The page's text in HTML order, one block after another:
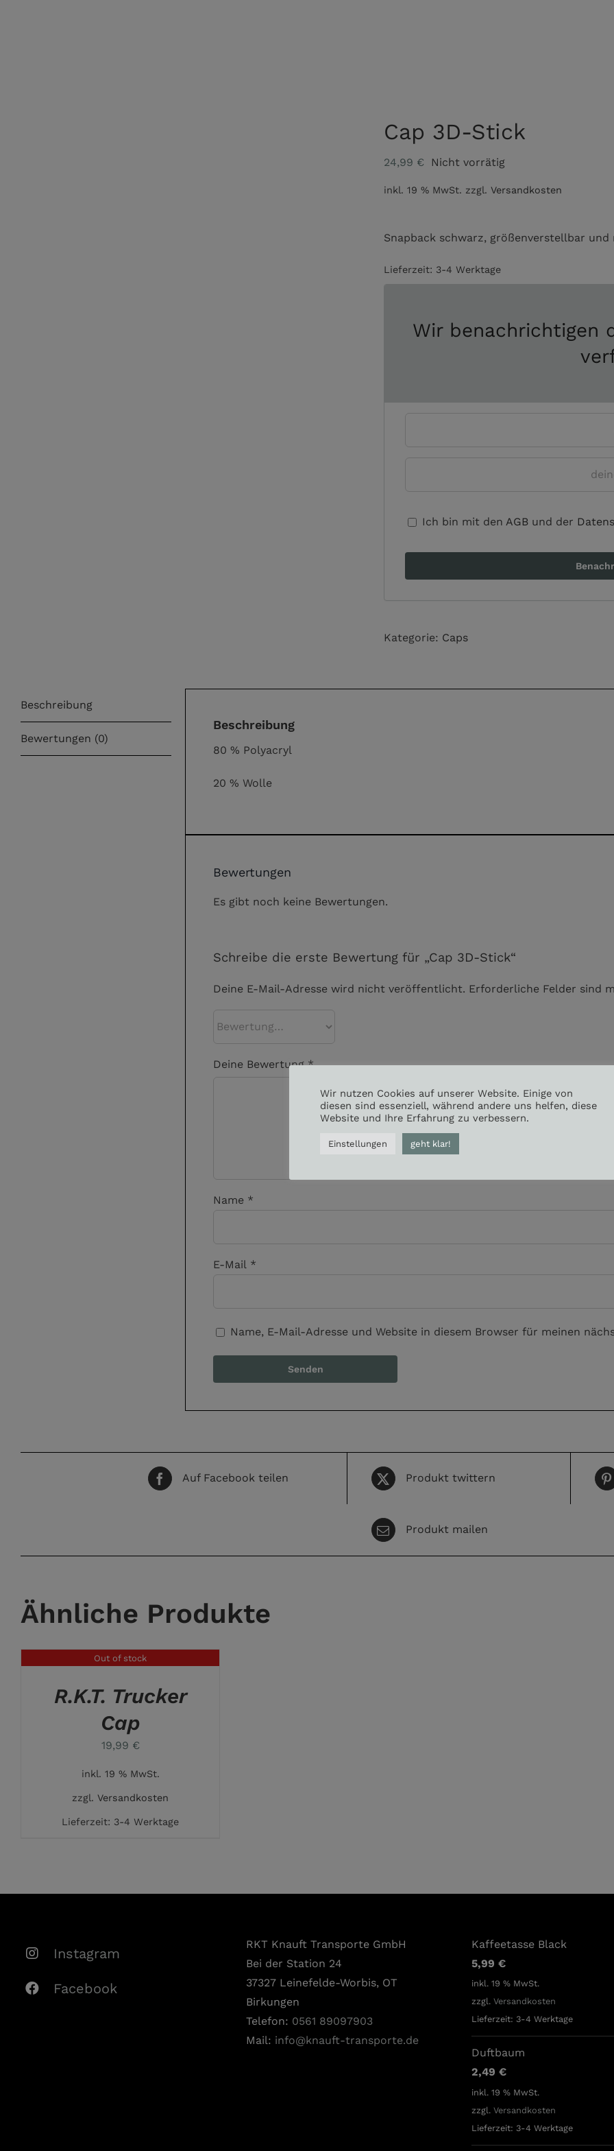
Cap 3D-Stick
24,99 € Nicht vorrätig
inkl. 19 % MwSt. zzgl. Versandkosten
Snapback schwarz, größenverstellbar und
Lieferzeit: 3-4 Werktage
Wir benachrichtigen
Ich bin mit den AGB und der
Kategorie: Caps
Beschreibung
Bewertungen (0)
Beschreibung
80 % Polyacryl
20 % Wolle
Bewertungen
Es gibt noch keine Bewertungen.
Schreibe die erste Bewertung für „Cap 3D-Stick“
Deine E-Mail-Adresse wird nicht veröffentlicht. Erforderliche Felder sind
Deine Bewertung*
Name *
E-Mail *
Name, E-Mail-Adresse und Website in diesem Browser für meinen
Auf Facebook teilen Produkt twittern
Produkt mailen
Ähnliche Produkte
Out of stock
R.K.T. Trucker
Cap
19,99 €
inkl. 19 % MwSt.
zzgl. Versandkosten
Lieferzeit: 3-4 Werktage
Instagram
Facebook
RKT Knauft Transporte GmbH
Bei der Station 24
37327 Leinefelde-Worbis, OT
Birkungen
Telefon: 0561 89097903
Mail: info@knauft-transporte.de
Kaffeetasse Black
5,99 €
inkl. 19 % MwSt.
zzgl. Versandkosten
Lieferzeit: 3-4 Werktage
Duftbaum
2,49 €
inkl. 19 % MwSt.
zzgl. Versandkosten
Lieferzeit: 3-4 Werktage
Wir nutzen Cookies auf unserer Website. Einige von
diesen sind essenziell, während andere uns helfen, diese
Website und Ihre Erfahrung zu verbessern.
Einstellungen geht klar!